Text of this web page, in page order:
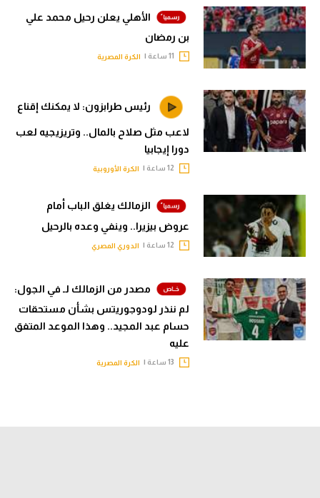
الأهلي يعلن رحيل محمد علي
بن رمضان
الكرة المصرية
رئيس طرابزون: لا يمكنك إقناع
لاعب مثل صلاح بالمال.. وتريزيجيه لعب
دورا إيجابيا
الكرة الأوروبية
الزمالك يغلق الباب أمام
عروض بيزيرا.. وينفي وعده بالرحيل
الدوري المصري
مصدر من الزمالك لـ في الجول:
لم ننذر لودوجوريتس بشأن مستحقات
حسام عبد المجيد.. وهذا الموعد المتفق
عليه
الكرة المصرية